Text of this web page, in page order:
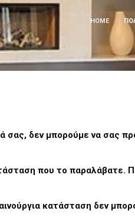
HOME
σας, δεν μπορούμε να σας
που το παραλάβατε.
κατάσταση δεν